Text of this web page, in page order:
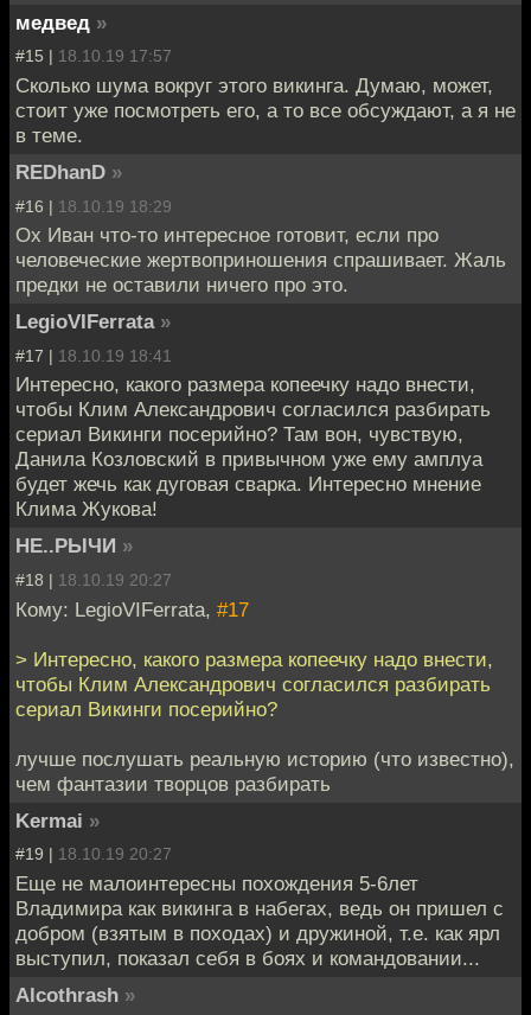
медвед »
#15 | 18.10.19 17:57
Сколько шума вокруг этого викинга. Думаю, может,
стоит уже посмотреть его, а то все обсуждают, а я не
в теме.
REDhanD »
#16 | 18.10.19 18:29
Ох Иван что-то интересное готовит, если про
человеческие жертвоприношения спрашивает. Жаль
предки не оставили ничего про это.
LegioVIFerrata »
#17 | 18.10.19 18:41
Интересно, какого размера копеечку надо внести,
чтобы Клим Александрович согласился разбирать
сериал Викинги посерийно? Там вон, чувствую,
Данила Козловский в привычном уже ему амплуа
будет жечь как дуговая сварка. Интересно мнение
Клима Жукова!
НЕ..РЫЧИ »
#18 | 18.10.19 20:27
Кому: LegioVIFerrata, #17
> Интересно, какого размера копеечку надо внести,
чтобы Клим Александрович согласился разбирать
сериал Викинги посерийно?
лучше послушать реальную историю (что известно),
чем фантазии творцов разбирать
Kermai »
#19 | 18.10.19 20:27
Еще не малоинтересны похождения 5-6лет
Владимира как викинга в набегах, ведь он пришел с
добром (взятым в походах) и дружиной, т.е. как ярл
выступил, показал себя в боях и командовании...
Alcothrash »